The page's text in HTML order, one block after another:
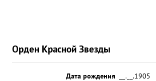
Орден Красной Звезды
Дата рождения
__.__.1905